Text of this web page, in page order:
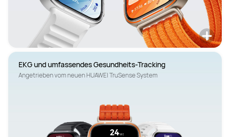
Angetrieben vom neuen HUAWEI TruSense System